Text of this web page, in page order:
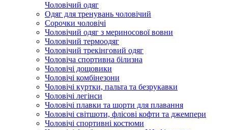
Чоловічий одяг
Одяг для тренувань чоловічий
Сорочки чоловічі
Чоловічий одяг з мериносової вовни
Чоловічий термоодяг
Чоловічий трекінговий одяг
Чоловіча спортивна білизна
Чоловічі дощовики
Чоловічі комбінезони
Чоловічі куртки, пальта та безрукавки
Чоловічі легінси
Чоловічі плавки та шорти для плавання
Чоловічі світшоти, флісові кофти та джемпери
Чоловічі спортивні костюми